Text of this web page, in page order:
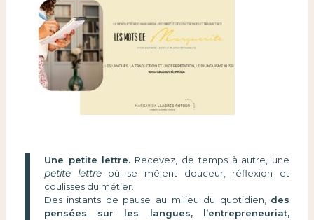
Une petite lettre. Recevez, de temps à autre, une
petite lettreoù se mêlent douceur, réflexion et
coulisses du métier.
Des instants de pause au milieu du quotidien, des
pensées sur les langues, l’entrepreneuriat,